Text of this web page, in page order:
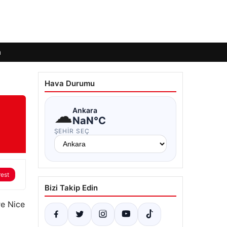
Nice
Hava Durumu
☁Ankara
NaN°C
ŞEHIR SEÇ
Bizi Takip Edin